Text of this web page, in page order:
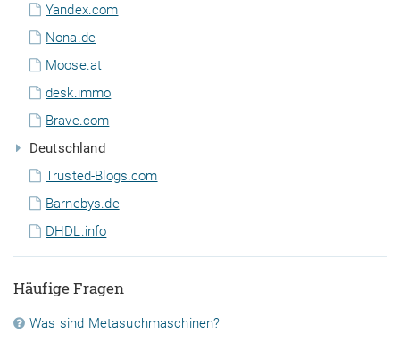
Yandex.com
Nona.de
Moose.at
desk.immo
Brave.com
Deutschland
Trusted-Blogs.com
Barnebys.de
DHDL.info
Häufige Fragen
Was sind Metasuchmaschinen?